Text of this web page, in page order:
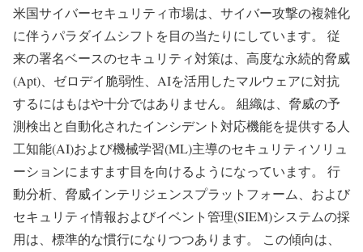
米国サイバーセキュリティ市場は、サイバー攻撃の複雑化
に伴うパラダイムシフトを目の当たりにしています。 従
来の署名ベースのセキュリティ対策は、高度な永続的脅威
(Apt)、ゼロデイ脆弱性、AIを活用したマルウェアに対抗
するにはもはや十分ではありません。 組織は、脅威の予
測検出と自動化されたインシデント対応機能を提供する人
工知能(AI)および機械学習(ML)主導のセキュリティソリュ
ーションにますます目を向けるようになっています。 行
動分析、脅威インテリジェンスプラットフォーム、および
セキュリティ情報およびイベント管理(SIEM)システムの採
用は、標準的な慣行になりつつあります。 この傾向は、